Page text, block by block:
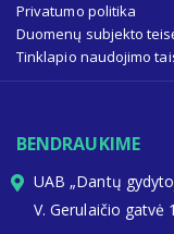
Privatumo politika
Duomenų subjekto
Tinklapio naudojimo
BENDRAUKIME
UAB „Dantų
V. Gerulaičio gatvė